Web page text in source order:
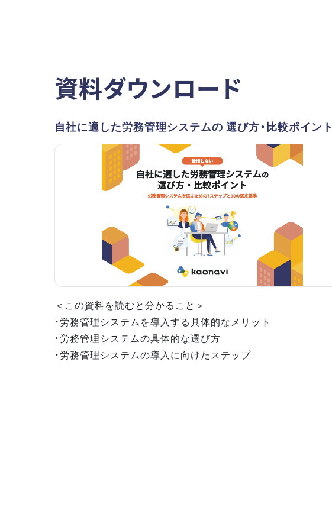
資料ダウンロード
自社に適した労務管理システムの 選び方・比較ポイント
＜この資料を読むと分かること＞
・労務管理システムを導入する具体的なメリット
・労務管理システムの具体的な選び方
・労務管理システムの導入に向けたステップ